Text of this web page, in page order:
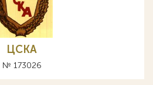
ЦСКА
№ 173026